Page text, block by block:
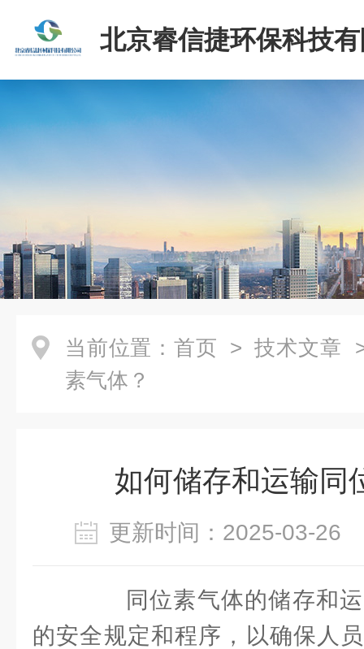
北京睿信捷环保科技
当前位置： 首页 > 技术文章
素气体？
如何储存和运输同
更新时间：2025-03-
同位素气体的储存和运
的安全规定和程序，以确保人